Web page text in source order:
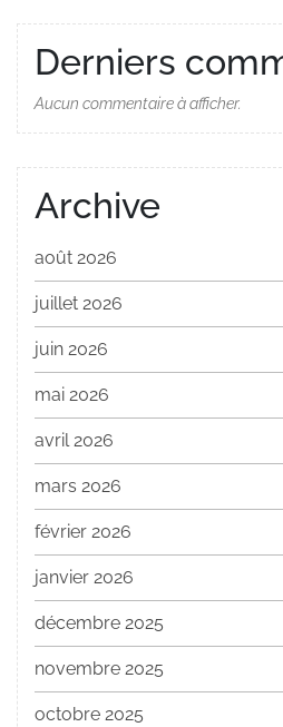
Derniers
Aucun commentaire à afficher.
Archive
août 2026
juillet 2026
juin 2026
mai 2026
avril 2026
mars 2026
février 2026
janvier 2026
décembre 2025
novembre 2025
octobre 2025